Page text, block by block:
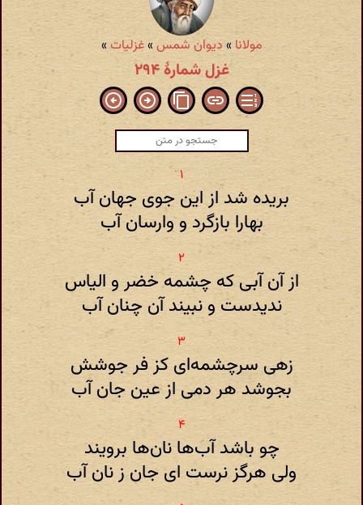
مولانا » دیوان شمس»غزلیات »
غزل شمارهٔ ۲۹۴
بریده شد از این جوی جهان آب
بهارا بازگرد و وارسان آب
از آن آبی که چشمه خضر و الیاس
ندیدست و نبیند آن چنان آب
زهی سرچشمه‌ای کز فر جوشش
بجوشد هر دمی از عین جان آب
چو باشد آب‌ها نان‌ها برویند
ولی هرگز نرست ای جان ز نان آب